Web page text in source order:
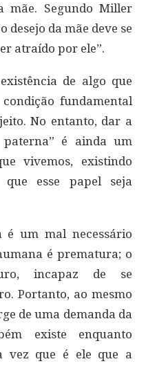
mãe. Segundo Miller
desejo da mãe deve se
atraído por ele”.
de algo que
fundamental
No entanto, dar a
é ainda um
vivemos, existindo
esse papel seja
é um mal necessário
é prematura; o
incapaz de se
Portanto, ao mesmo
de uma demanda da
existe enquanto
vez que é ele que a